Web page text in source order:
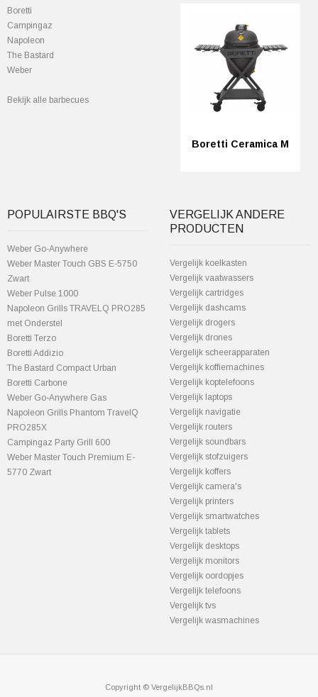
Boretti
Campingaz
Napoleon
The Bastard
Weber
Bekijk alle barbecues
Boretti Ceramica M
POPULAIRSTE BBQ'S
Weber Go-Anywhere
Weber Master Touch GBS E-5750
Zwart
Weber Pulse 1000
Napoleon Grills TRAVELQ PRO285
met Onderstel
Boretti Terzo
Boretti Addizio
The Bastard Compact Urban
Boretti Carbone
Weber Go-Anywhere Gas
Napoleon Grills Phantom TravelQ
PRO285X
Campingaz Party Grill 600
Weber Master Touch Premium E-
5770 Zwart
VERGELIJK ANDERE
PRODUCTEN
Vergelijk koelkasten
Vergelijk vaatwassers
Vergelijk cartridges
Vergelijk dashcams
Vergelijk drogers
Vergelijk drones
Vergelijk scheerapparaten
Vergelijk koffiemachines
Vergelijk koptelefoons
Vergelijk laptops
Vergelijk navigatie
Vergelijk routers
Vergelijk soundbars
Vergelijk stofzuigers
Vergelijk koffers
Vergelijk camera's
Vergelijk printers
Vergelijk smartwatches
Vergelijk tablets
Vergelijk desktops
Vergelijk monitors
Vergelijk oordopjes
Vergelijk telefoons
Vergelijk tvs
Vergelijk wasmachines
Copyright © VergelijkBBQs.nl